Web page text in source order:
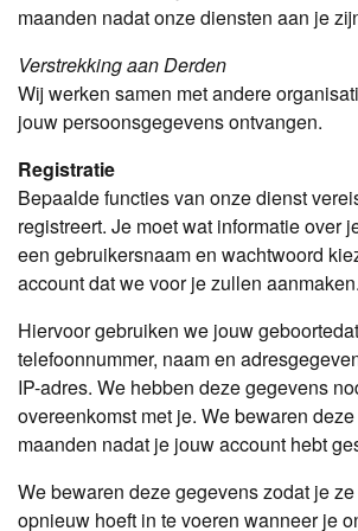
maanden nadat onze diensten aan je
Verstrekking aan Derden
Wij werken samen met andere
jouw persoonsgegevens ontvangen.
Registratie
Bepaalde functies van onze dienst
registreert. Je moet wat informatie over
een gebruikersnaam en wachtwoord
account dat we voor je zullen aanmaken.
Hiervoor gebruiken we jouw
telefoonnummer, naam en
IP-adres. We hebben deze gegevens
overeenkomst met je. We bewaren
maanden nadat je jouw account hebt
We bewaren deze gegevens zodat je
opnieuw hoeft in te voeren wanneer je